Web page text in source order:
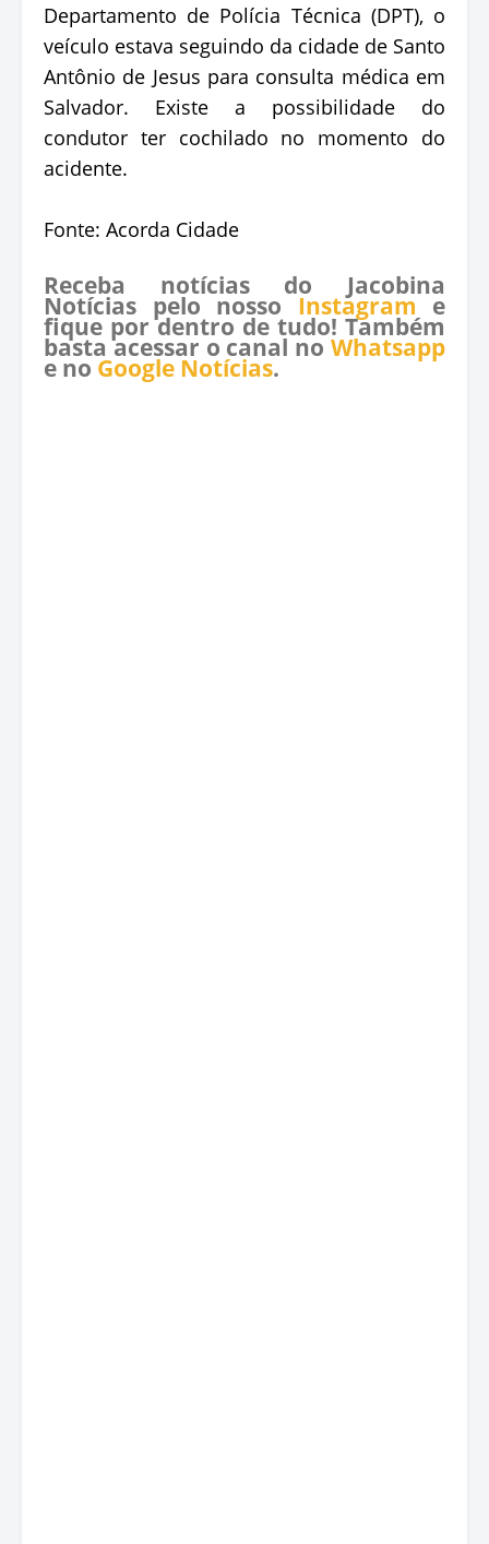
Departamento de Polícia Técnica (DPT), o
veículo estava seguindo da cidade de Santo
Antônio de Jesus para consulta médica em
Salvador. Existe a possibilidade do
condutor ter cochilado no momento do
acidente.
Fonte: Acorda Cidade
Receba notícias do Jacobina
Notícias pelo nosso Instagram e
fique por dentro de tudo! Também
basta acessar o canal no Whatsapp
e no Google Notícias.